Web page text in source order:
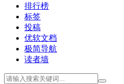
排行榜
标签
投稿
优软文档
极简导航
读者墙